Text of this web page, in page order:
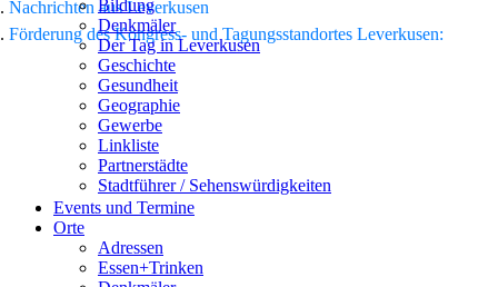
Bildung
Denkmäler
Der Tag in Leverkusen
Geschichte
Gesundheit
Geographie
Gewerbe
Linkliste
Partnerstädte
Stadtführer / Sehenswürdigkeiten
Stadtplan
Sport
Who is who
Events und Termine
Orte
Adressen
Essen+Trinken
Nachrichten aus Leverkusen
Förderung des Kongress- und Tagungsstandortes Leverkusen: